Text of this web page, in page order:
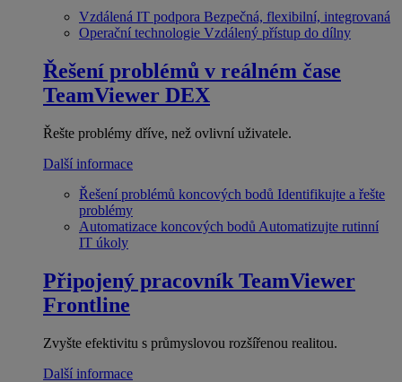
Vzdálená IT podpora Bezpečná, flexibilní, integrovaná
Operační technologie Vzdálený přístup do dílny
Řešení problémů v reálném čase
TeamViewer DEX
Řešte problémy dříve, než ovlivní uživatele.
Další informace
Řešení problémů koncových bodů Identifikujte a řešte
problémy
Automatizace koncových bodů Automatizujte rutinní
IT úkoly
Připojený pracovník TeamViewer
Frontline
Zvyšte efektivitu s průmyslovou rozšířenou realitou.
Další informace